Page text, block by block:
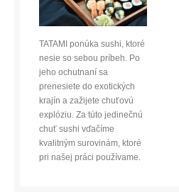
TATAMI ponúka sushi, ktoré
nesie so sebou príbeh. Po
jeho ochutnaní sa
prenesiete do exotických
krajín a zažijete chuťovú
explóziu. Za túto jedinečnú
chuť sushi vďačíme
kvalitným surovinám, ktoré
pri našej práci používame.